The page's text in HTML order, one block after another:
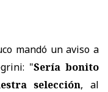
mandó un aviso a
"Sería bonito
selección, al